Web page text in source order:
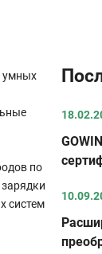
умных
по
систем